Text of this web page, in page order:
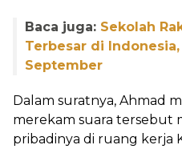
Baca juga: Sekolah
Terbesar di
September
Dalam suratnya, Ahmad
merekam suara tersebut
pribadinya di ruang kerja